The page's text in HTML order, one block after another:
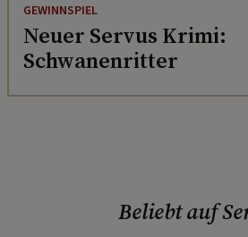
GEWINNSPIEL
Neuer Servus Krimi:
Schwanenritter
Beliebt auf